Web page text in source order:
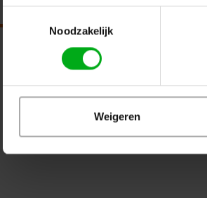
Noodzakelijk
Weigeren